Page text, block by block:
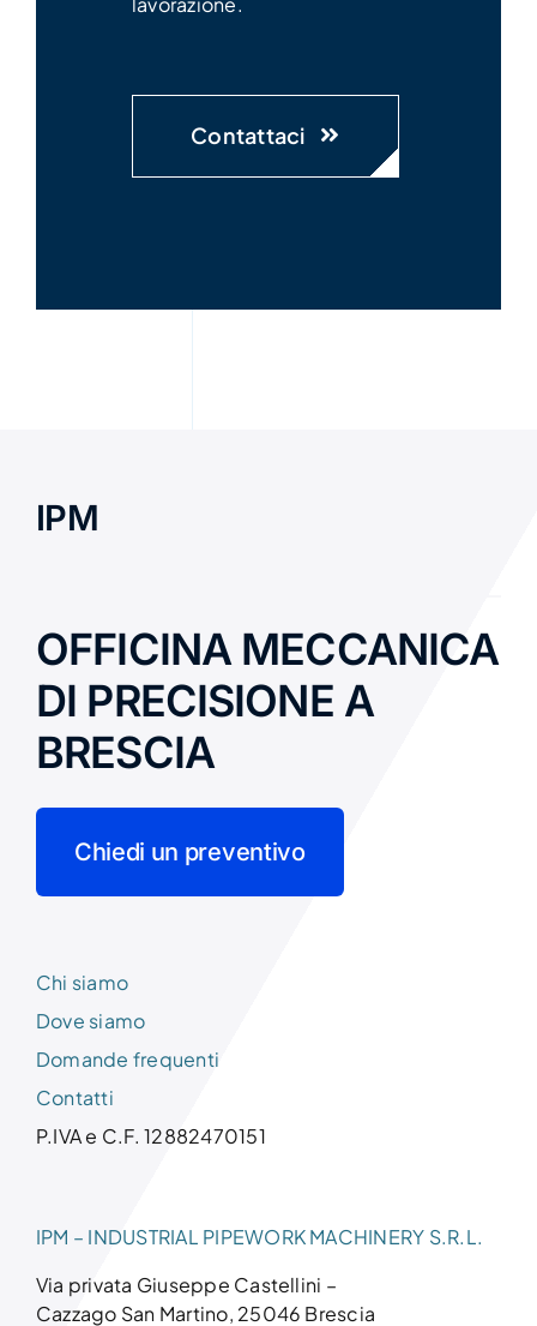
Contattaci
IPM
OFFICINA MECCANICA
DI PRECISIONE A
BRESCIA
Chiedi un preventivo
Chi siamo
Dove siamo
Domande frequenti
Contatti
P.IVA e C.F. 12882470151
IPM – INDUSTRIAL PIPEWORK MACHINERY S.R.L.
Via privata Giuseppe Castellini –
Cazzago San Martino, 25046 Brescia